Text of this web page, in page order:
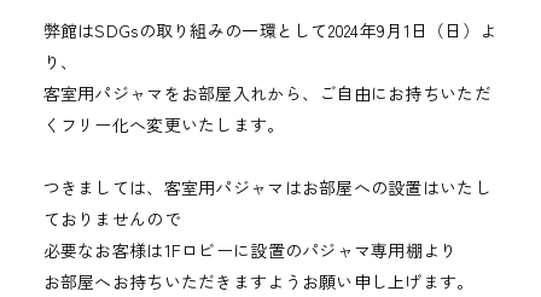
日
弊館はSDGsの取り組みの一環として2024年9月1日（日）よ
り、
客室用パジャマをお部屋入れから、ご自由にお持ちいただ
くフリー化へ変更いたします。
つきましては、客室用パジャマはお部屋への設置はいたし
ておりませんので
必要なお客様は1Fロビーに設置のパジャマ専用棚より
お部屋へお持ちいただきますようお願い申し上げます。